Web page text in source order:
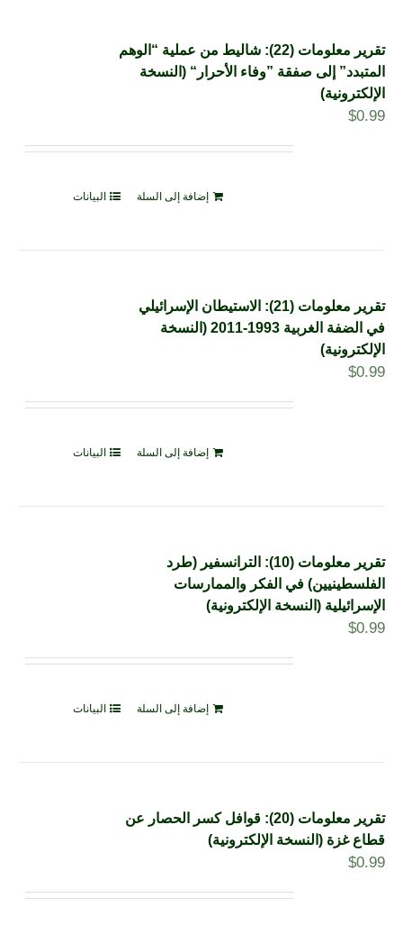
تقرير معلومات (22): شاليط من عملية “الوهم
المتبدد” إلى صفقة ”وفاء الأحرار“ (النسخة
الإلكترونية)
$0.99
إضافة إلى السلة البيانات
تقرير معلومات (21): الاستيطان الإسرائيلي
في الضفة الغربية 1993-2011 (النسخة
الإلكترونية)
$0.99
إضافة إلى السلة البيانات
تقرير معلومات (10): الترانسفير (طرد
الفلسطينيين) في الفكر والممارسات
الإسرائيلية (النسخة الإلكترونية)
$0.99
إضافة إلى السلة البيانات
تقرير معلومات (20): قوافل كسر الحصار عن
قطاع غزة (النسخة الإلكترونية)
$0.99